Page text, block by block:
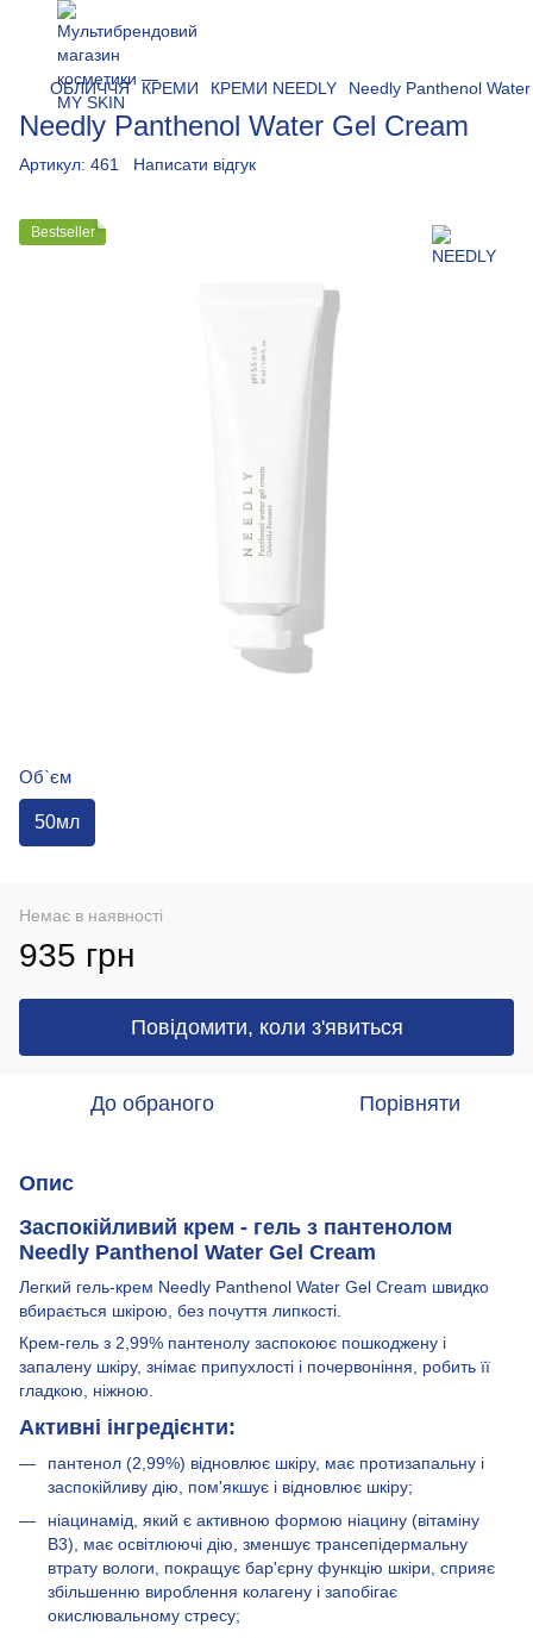
ОБЛИЧЧЯ КРЕМИ КРЕМИ NEEDLY Needly Panthenol
Needly Panthenol Water Gel Cream
Артикул: 461 Написати відгук
Bestseller
Об`єм
50мл
Немає в наявності
935 грн
Повідомити, коли з'явиться
До обраного Порівняти
Опис
Заспокійливий крем - гель з пантенолом
Needly Panthenol Water Gel Cream
Легкий гель-крем Needly Panthenol Water Gel Cream швидко
вбирається шкірою, без почуття липкості.
Крем-гель з 2,99% пантенолу заспокоює пошкоджену і
запалену шкіру, знімає припухлості і почервоніння, робить її
гладкою, ніжною.
Активні інгредієнти:
пантенол (2,99%) відновлює шкіру, має протизапальну і
заспокійливу дію, пом'якшує і відновлює шкіру;
ніацинамід, який є активною формою ніацину (вітаміну
В3), має освітлюючі дію, зменшує трансепідермальну
втрату вологи, покращує бар'єрну функцію шкіри, сприяє
збільшенню вироблення колагену і запобігає
окислювальному стресу;